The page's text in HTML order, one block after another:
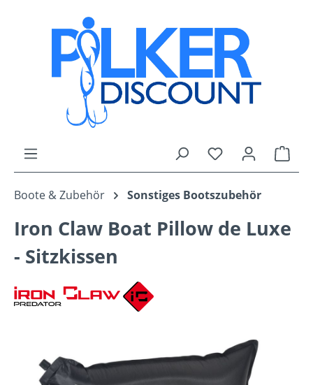
Zum Hauptinhalt springen
Du hast 0
Boote & Zubehör Sonstiges Bootszubehör
Iron Claw Boat Pillow de Luxe
- Sitzkissen